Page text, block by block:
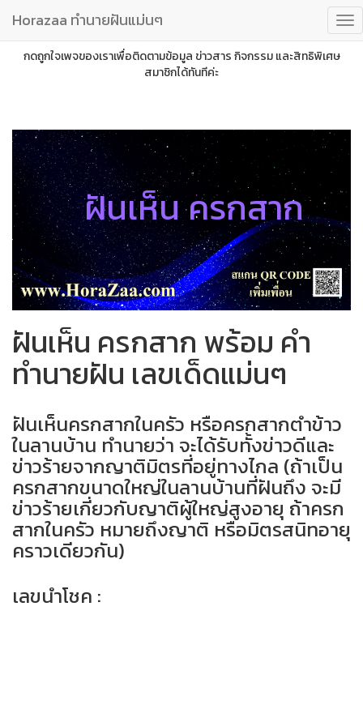
Horazaa ทำนายฝันแม่นๆ
กดถูกใจเพจของเราเพื่อติดตามข้อมูล ข่าวสาร กิจกรรม และสิทธิพิเศษ
สมาชิกได้ทันทีค่ะ
ฝันเห็น ครกสาก
ฝันเห็น ครกสาก พร้อม คำ
ทำนายฝัน เลขเด็ดแม่นๆ
ฝันเห็นครกสากในครัว หรือครกสากตำข้าว
ในลานบ้าน ทำนายว่า จะได้รับทั้งข่าวดีและ
ข่าวร้ายจากญาติมิตรที่อยู่ทางไกล (ถ้าเป็น
ครกสากขนาดใหญ่ในลานบ้านที่ฝันถึง จะมี
ข่าวร้ายเกี่ยวกับญาติผู้ใหญ่สูงอายุ ถ้าครก
สากในครัว หมายถึงญาติ หรือมิตรสนิทอายุ
คราวเดียวกัน)
เลขนำโชค :